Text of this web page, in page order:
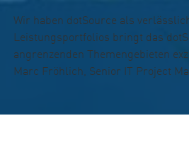
Wir haben dotSource als
Leistungsportfolios bringt das
angrenzenden Themengebieten
Marc Fröhlich, Senior IT Project